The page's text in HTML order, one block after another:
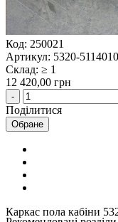
Код: 250021
Артикул: 5320-5114010
Склад: ≥ 1
12 420,00 грн
Поділитися
Обране
Каркас пола кабіни